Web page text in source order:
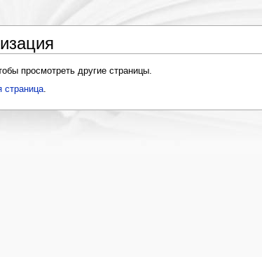
просмотреть другие страницы.
страница.